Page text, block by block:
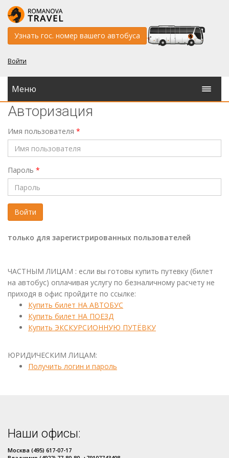
Узнать гос. номер вашего автобуса
Войти
Меню
Авторизация
Имя пользователя *
Пароль *
Войти
только для зарегистрированных пользователей
ЧАСТНЫМ ЛИЦАМ : если вы готовы купить путевку (билет
на автобус) оплачивая услугу по безналичному расчету не
приходя в офис пройдите по ссылке:
Купить билет НА АВТОБУС
Купить билет НА ПОЕЗД
Купить ЭКСКУРСИОННУЮ ПУТЁВКУ
ЮРИДИЧЕСКИМ ЛИЦАМ:
Получить логин и пароль
Наши офисы:
Москва (495) 617-07-17